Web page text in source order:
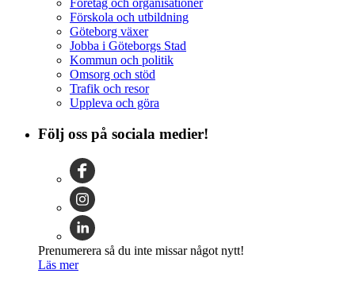
Företag och organisationer
Förskola och utbildning
Göteborg växer
Jobba i Göteborgs Stad
Kommun och politik
Omsorg och stöd
Trafik och resor
Uppleva och göra
Följ oss på sociala medier!
Prenumerera så du inte missar något nytt!
Läs mer